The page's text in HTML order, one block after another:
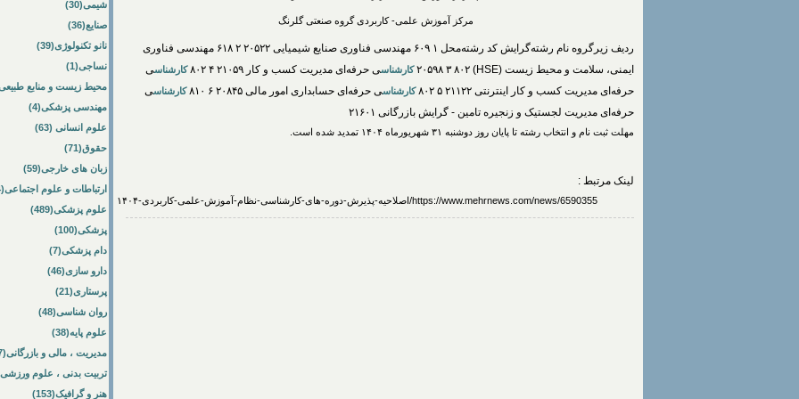
مرکز آموزش علمی- کاربردی گروه صنعتی گلرنگ
ردیف زیرگروه نام رشته‌گرایش کد رشته‌محل ۱ ۶۰۹ مهندسی فناوری صنایع شیمیایی ۲۰۵۲۲ ۲ ۶۱۸ مهندسی فناوری
ایمنی، سلامت و محیط زیست (HSE) ۲۰۵۹۸ ۳ ۸۰۲
کارشناسی حرفه‌ای مدیریت کسب و کار ۲۱۰۵۹ ۴ ۸۰۲ کارشناسی
حرفه‌ای مدیریت کسب و کار اینترنتی ۲۱۱۲۲ ۵ ۸۰۲
کارشناسی حرفه‌ای حسابداری امور مالی ۲۰۸۴۵ ۶ ۸۱۰ کارشناسی
حرفه‌ای مدیریت لجستیک و زنجیره تامین - گرایش بازرگانی ۲۱۶۰۱
مهلت ثبت نام و انتخاب رشته تا پایان روز دوشنبه ۳۱ شهریورماه ۱۴۰۴ تمدید شده است.
لینک مرتبط :
https://www.mehrnews.com/news/6590355/اصلاحیه-پذیرش-دوره-های-کارشناسی-نظام-آموزش-علمی-کاربردی-۱۴۰۴
شیمی(30)
صنایع(36)
نانو تکنولوژی(39)
نساجی(1)
محیط زیست و منابع
مهندسی پزشکی(4)
علوم انسانی (63)
حقوق(71)
زبان های خارجی(59)
ارتباطات و علوم اجتماعی(84)
علوم پزشکی(489)
پزشکی(100)
دام پزشکی(7)
دارو سازی(46)
پرستاری(21)
روان شناسی(48)
علوم پایه(38)
مدیریت ، مالی و بازرگانی(57)
تربیت بدنی ، علوم
هنر و گرافیک(153)